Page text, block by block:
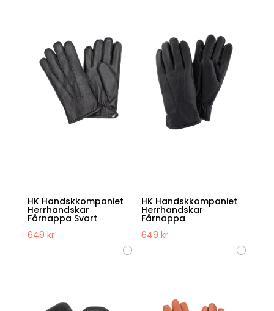
HK Handskkompaniet
Herrhandskar
Fårnappa Svart
649 kr
HK Handskkompaniet
Herrhandskar
Fårnappa
649kr